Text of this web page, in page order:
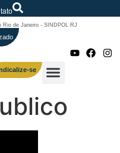
Rio de Janeiro - SINDPOL RJ
se